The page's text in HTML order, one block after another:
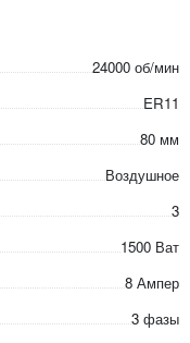
24000 об/мин
ER11
80 мм
Воздушное
3
1500 Ват
8 Ампер
3 фазы